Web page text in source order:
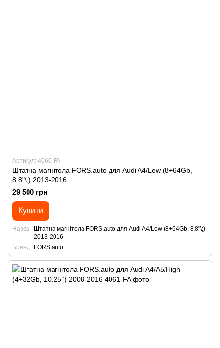
Артикул: 4060-FA
Штатна магнітола FORS.auto для Audi A4/Low (8+64Gb,
8.8"\;) 2013-2016
29 500 грн
Купити
Назва
Штатна магнітола FORS.auto для Audi A4/Low (8+64Gb, 8.8"\;)
2013-2016
Бренд
FORS.auto